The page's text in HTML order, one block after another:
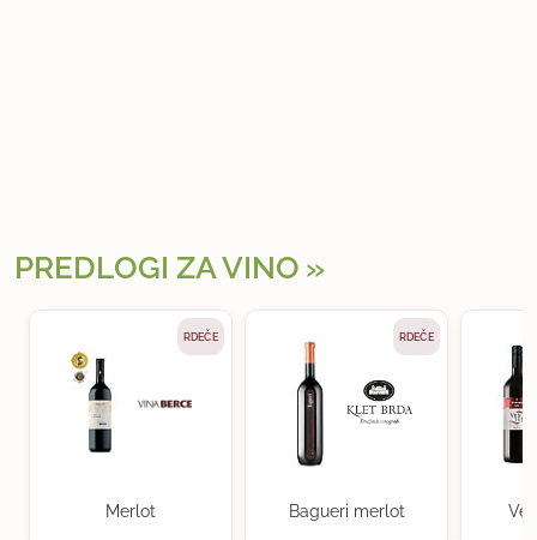
PREDLOGI ZA VINO
RDEČE
Merlot
RDEČE
Bagueri merlot